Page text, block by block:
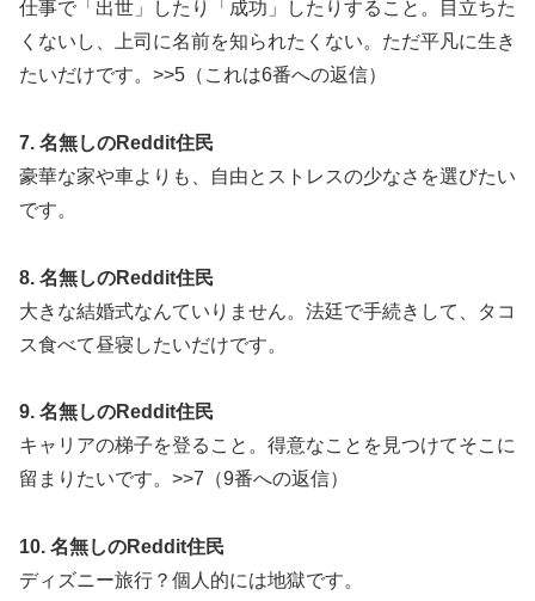
仕事で「出世」したり「成功」したりすること。目立ちた
くないし、上司に名前を知られたくない。ただ平凡に生き
たいだけです。>>5（これは6番への返信）
7. 名無しのReddit住民
豪華な家や車よりも、自由とストレスの少なさを選びたい
です。
8. 名無しのReddit住民
大きな結婚式なんていりません。法廷で手続きして、タコ
ス食べて昼寝したいだけです。
9. 名無しのReddit住民
キャリアの梯子を登ること。得意なことを見つけてそこに
留まりたいです。>>7（9番への返信）
10. 名無しのReddit住民
ディズニー旅行？個人的には地獄です。